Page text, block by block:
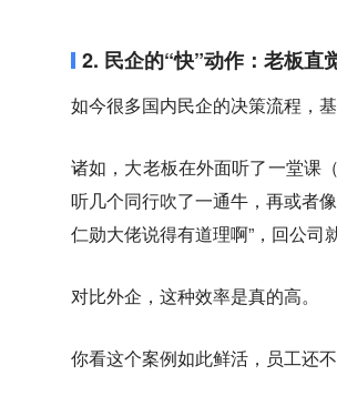
2. 民企的“快”动作：老板直
如今很多国内民企的决策流程，
诸如，大老板在外面听了一堂课
听几个同行吹了一通牛，再或者
仁勋大佬说得有道理啊”，回公司
对比外企，这种效率是真的高。
你看这个案例如此鲜活，员工还